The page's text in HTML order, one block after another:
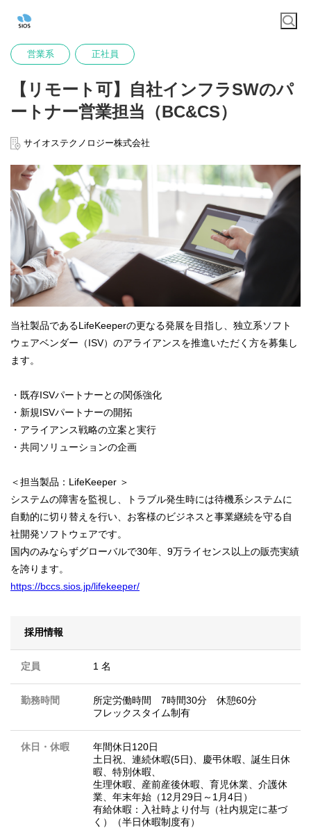
営業系 正社員
【リモート可】自社インフラSWのパ
ートナー営業担当（BC&CS）
サイオステクノロジー株式会社
当社製品であるLifeKeeperの更なる発展を目指し、独立系ソフト
ウェアベンダー（ISV）のアライアンスを推進いただく方を募集し
ます。
・既存ISVパートナーとの関係強化
・新規ISVパートナーの開拓
・アライアンス戦略の立案と実行
・共同ソリューションの企画
＜担当製品：LifeKeeper ＞
システムの障害を監視し、トラブル発生時には待機系システムに
自動的に切り替えを行い、お客様のビジネスと事業継続を守る自
社開発ソフトウェアです。
国内のみならずグローバルで30年、9万ライセンス以上の販売実績
を誇ります。
https://bccs.sios.jp/lifekeeper/
採用情報
定員 1 名
勤務時間
所定労働時間 7時間30分 休憩60分
フレックスタイム制有
休日・休暇
年間休日120日
土日祝、連続休暇(5日)、慶弔休暇、誕生日休
暇、特別休暇、
生理休暇、産前産後休暇、育児休業、介護休
業、年末年始（12月29日～1月4日）
有給休暇：入社時より付与（社内規定に基づ
く）（半日休暇制度有）